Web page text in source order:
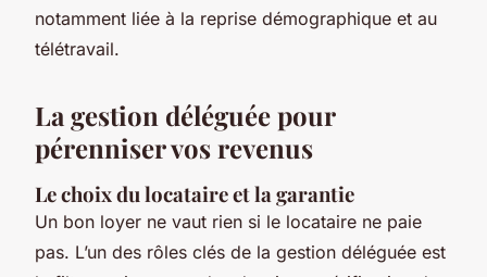
notamment liée à la reprise démographique et au
télétravail.
La gestion déléguée pour
pérenniser vos revenus
Le choix du locataire et la garantie
Un bon loyer ne vaut rien si le locataire ne paie
pas. L’un des rôles clés de la gestion déléguée est